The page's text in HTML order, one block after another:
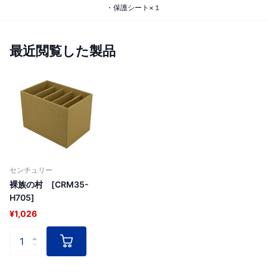
・保護シート×１
最近閲覧した製品
センチュリー
裸族の村 [CRM35-
H705]
¥1,026